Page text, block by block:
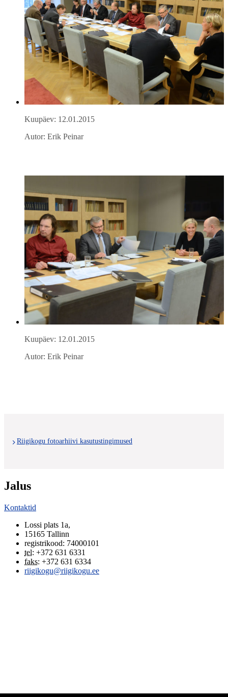
Kuupäev: 12.01.2015
Autor: Erik Peinar
Kuupäev: 12.01.2015
Autor: Erik Peinar
Riigikogu fotoarhiivi kasutustingimused
Jalus
Kontaktid
Lossi plats 1a,
15165 Tallinn
registrikood: 74000101
tel: +372 631 6331
faks: +372 631 6334
riigikogu@riigikogu.ee